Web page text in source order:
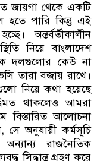
জায়গা থেকে একটি
পারি কিন্তু এই
অন্তর্বর্তীকালীন
নিয়ে বাংলাদেশ
দলগুলোর কেউ না
তারা বজায় রাখে।
নিয়ে কথা হয়েছে
থাকলেও আমরা
বিস্তারিত আলোচনা
সে অনুযায়ী কর্মসূচি
রাজনৈতিক
সিদ্ধান্ত গ্রহণ করে